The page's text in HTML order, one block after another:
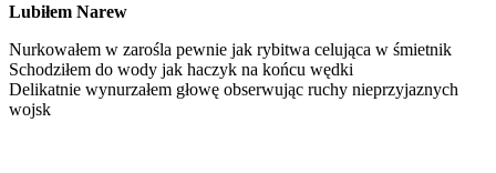
Lubiłem Narew
Nurkowałem w zarośla pewnie jak rybitwa celująca w śmietnik
Schodziłem do wody jak haczyk na końcu wędki
Delikatnie wynurzałem głowę obserwując ruchy nieprzyjaznych
wojsk